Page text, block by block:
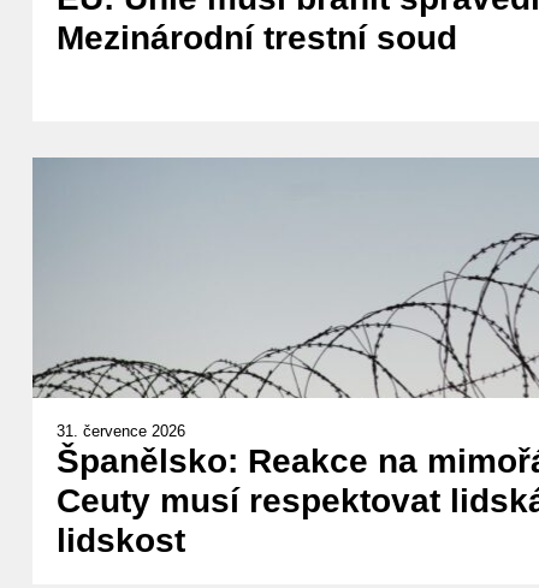
Mezinárodní trestní soud
31. července 2026
Španělsko: Reakce na
Ceuty musí respektovat
lidskost